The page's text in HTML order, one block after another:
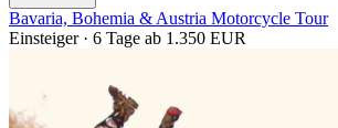
Bavaria, Bohemia & Austria Motorcycle Tour
Einsteiger · 6 Tage ab 1.350 EUR